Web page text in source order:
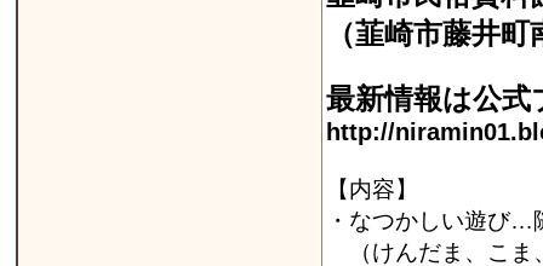
（韮崎市藤井
最新情報は公
http://
【内容】
・なつかしい遊び…
（けんだま、こま